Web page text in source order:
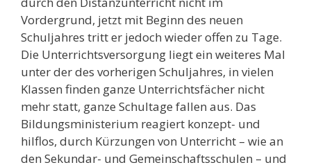
Vordergrund, jetzt mit Beginn des neuen
Schuljahres tritt er jedoch wieder offen zu Tage.
Die Unterrichtsversorgung liegt ein weiteres Mal
unter der des vorherigen Schuljahres, in vielen
Klassen finden ganze Unterrichtsfächer nicht
mehr statt, ganze Schultage fallen aus. Das
Bildungsministerium reagiert konzept- und
hilflos, durch Kürzungen von Unterricht – wie an
den Sekundar- und Gemeinschaftsschulen – und